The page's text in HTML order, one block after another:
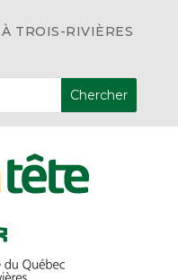
TROIS-RIVIÈRES